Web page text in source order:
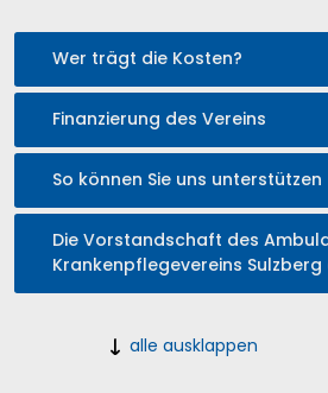
Wer trägt die Kosten?
Finanzierung des Vereins
So können Sie uns unterstützen
Die Vorstandschaft des
Krankenpflegevereins Sulzberg
alle ausklappen